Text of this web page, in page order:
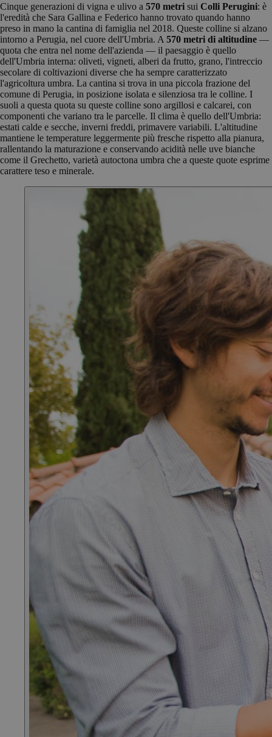
Cinque generazioni di vigna e ulivo a 570 metri sui Colli Perugini: è
l'eredità che Sara Gallina e Federico hanno trovato quando hanno
preso in mano la cantina di famiglia nel 2018. Queste colline si alzano
intorno a Perugia, nel cuore dell'Umbria. A 570 metri di altitudine —
quota che entra nel nome dell'azienda — il paesaggio è quello
dell'Umbria interna: oliveti, vigneti, alberi da frutto, grano, l'intreccio
secolare di coltivazioni diverse che ha sempre caratterizzato
l'agricoltura umbra. La cantina si trova in una piccola frazione del
comune di Perugia, in posizione isolata e silenziosa tra le colline. I
suoli a questa quota su queste colline sono argillosi e calcarei, con
componenti che variano tra le parcelle. Il clima è quello dell'Umbria:
estati calde e secche, inverni freddi, primavere variabili. L'altitudine
mantiene le temperature leggermente più fresche rispetto alla pianura,
rallentando la maturazione e conservando acidità nelle uve bianche
come il Grechetto, varietà autoctona umbra che a queste quote esprime
carattere teso e minerale.